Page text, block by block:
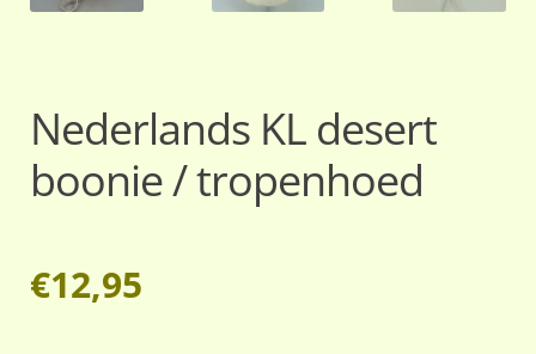
Nederlands KL desert
boonie / tropenhoed
€12,95